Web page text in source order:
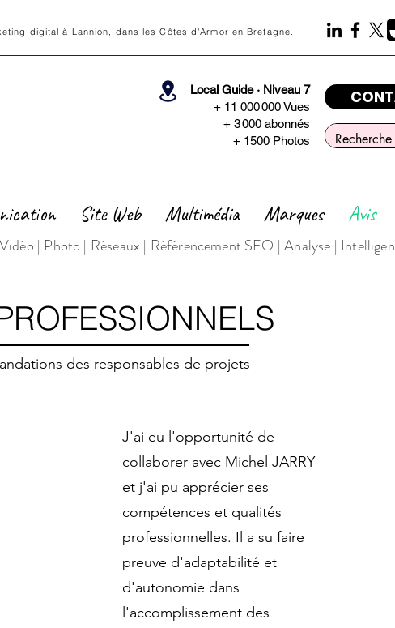
digital à Lannion, dans les Côtes d'Armor en Bretagne.
Local Guide · Niveau 7
+ 11 000 000 Vues
+ 3000 abonnés
+ 1500 Photos
Site Web Multimédia Marques Avis
| Photo | Réseaux | Référencement SEO | Analyse |
des responsables de projets
J'ai eu l'opportunité de
collaborer avec Michel JARRY
et j'ai pu apprécier ses
compétences et qualités
professionnelles. Il a su faire
preuve d'adaptabilité et
d'autonomie dans
l'accomplissement des